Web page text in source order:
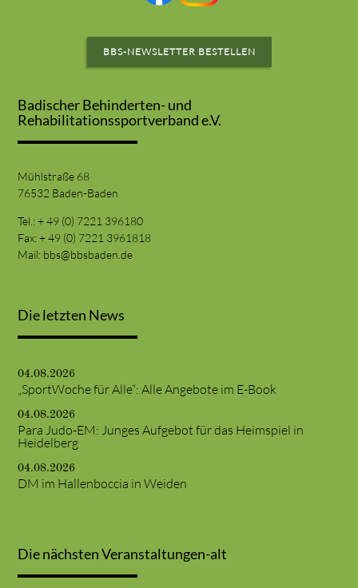
BBS-NEWSLETTER BESTELLEN
Badischer Behinderten- und
Rehabilitationssportverband e.V.
Mühlstraße 68
76532 Baden-Baden
Tel.: + 49 (0) 7221 396180
Fax: + 49 (0) 7221 3961818
Mail: bbs@bbsbaden.de
Die letzten News
04.08.2026
„SportWoche für Alle“: Alle Angebote im E-Book
04.08.2026
Para Judo-EM: Junges Aufgebot für das Heimspiel in
Heidelberg
04.08.2026
DM im Hallenboccia in Weiden
Die nächsten Veranstaltungen-alt